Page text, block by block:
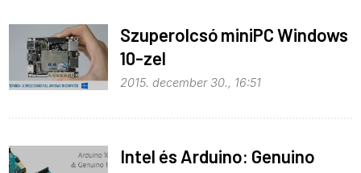
Szuperolcsó miniPC Windows
10-zel
2015. december 30., 16:51
Intel és Arduino: Genuino